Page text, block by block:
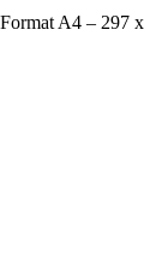
A4 – 297 x